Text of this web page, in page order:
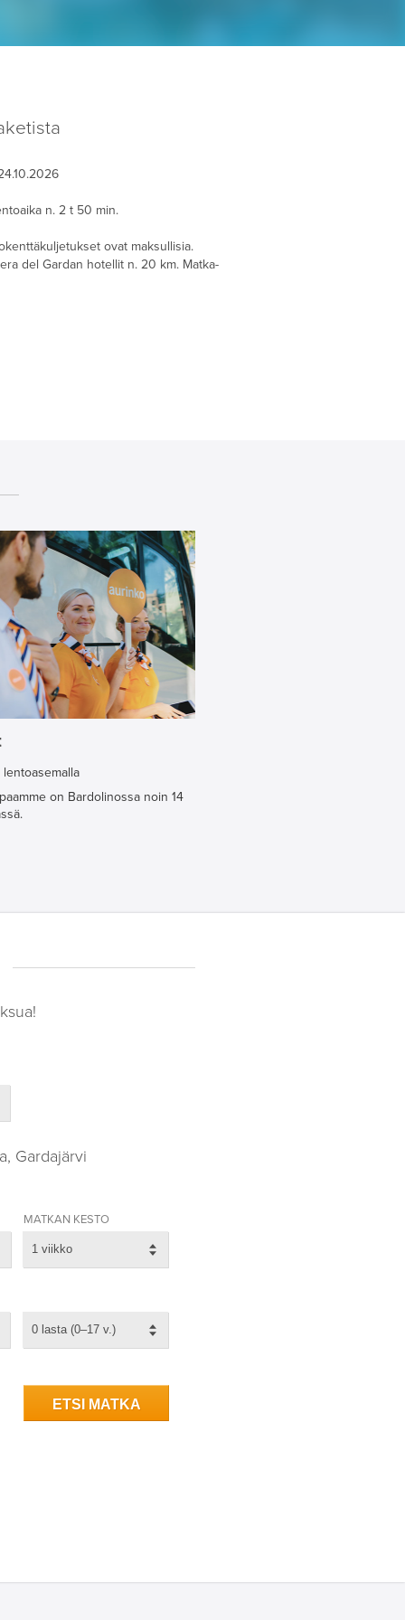
n. 2 t 50 min.
ovat maksullisia.
del Gardan hotellit n. 20 km. Matka-
lentoasemalla
on Bardolinossa noin 14
Gardajärvi
MATKAN KESTO
1 viikko
0 lasta (0–17 v.)
ETSI MATKA